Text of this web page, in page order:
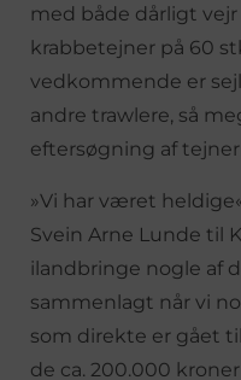
med både dårligt
krabbetejner på 60
vedkommende er
andre trawlere, så
eftersøgning af
»Vi har været
Svein Arne Lunde til
ilandbringe nogle af
sammenlagt når vi
som direkte er gået
de ca. 200.000